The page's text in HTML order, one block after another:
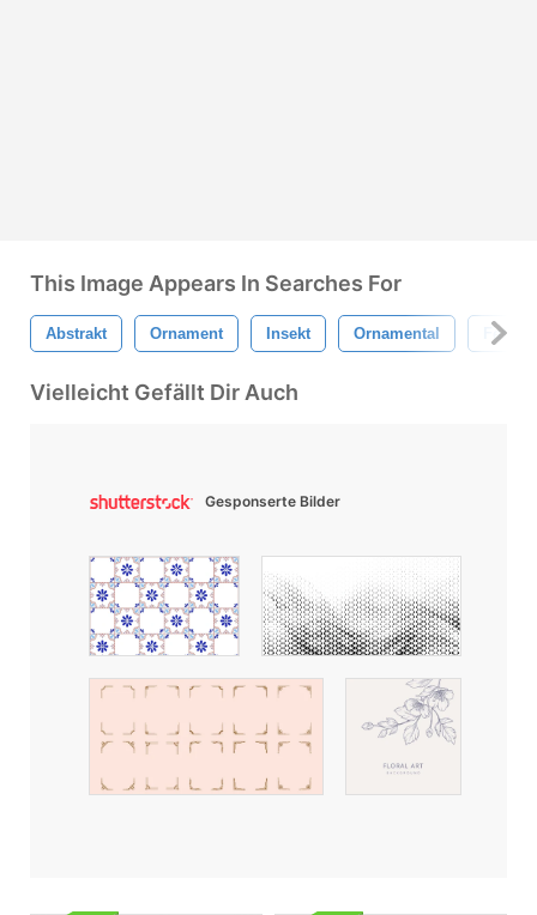
This Image Appears In Searches For
Abstrakt Ornament Insekt Ornamental Fehler
Vielleicht Gefällt Dir Auch
Gesponserte Bilder